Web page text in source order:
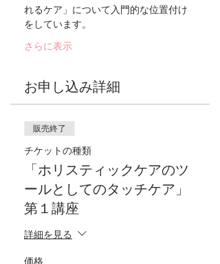
れるケア」について入門的な位置付け
をしています。
さらに表示
お申し込み詳細
販売終了
チケットの種類
「ホリスティックケアのツ
ールとしてのタッチケア」
第１講座
詳細を見る
価格